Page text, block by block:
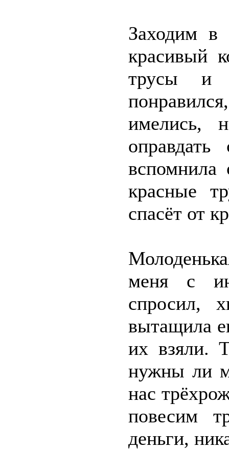
Заходим в
красивый
трусы и
имелись,
вспомнила
красные
спасёт от
меня с
спросил,
вытащила
их взяли.
нужны ли
нас
повесим
деньги,